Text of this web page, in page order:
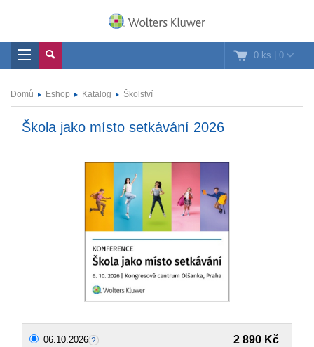
0 ks | 0
Domů Eshop Katalog Školství
Škola jako místo setkávání 2026
2 890 Kč
06.10.2026